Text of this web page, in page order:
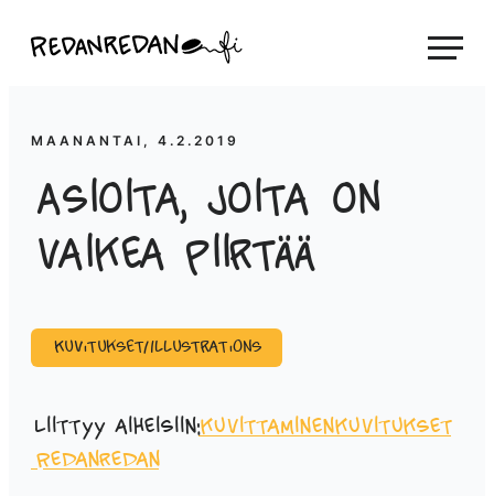
suoraan
Linda Saukko-Rauta, Redanredan Oy
piirrosvideoita
MAANANTAI, 4.2.2019
Asioita, joita on
vaikea piirtää
Kuvitukset/Illustrations
Liittyy aiheisiin:kuvittaminenkuvitukset
Redanredan